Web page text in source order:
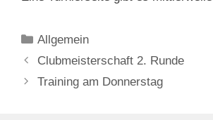
Kategorien
Allgemein
Clubmeisterschaft 2. Runde
Training am Donnerstag